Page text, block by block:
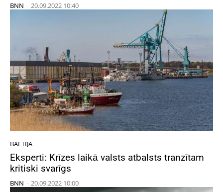
BNN - 20.09.2022 10:40
BALTIJA
Eksperti: Krīzes laikā valsts atbalsts tranzītam
kritiski svarīgs
BNN - 20.09.2022 10:00